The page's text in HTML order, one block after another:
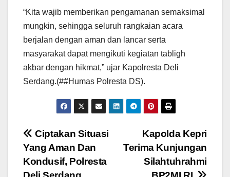
“Kita wajib memberikan pengamanan semaksimal
mungkin, sehingga seluruh rangkaian acara
berjalan dengan aman dan lancar serta
masyarakat dapat mengikuti kegiatan tabligh
akbar dengan hikmat,” ujar Kapolresta Deli
Serdang.(##Humas Polresta DS).
Navigasi
pos
Kapolda Kepri
Terima Kunjungan
Silahtuhrahmi
Ciptakan Situasi
Yang Aman Dan
Kondusif, Polresta